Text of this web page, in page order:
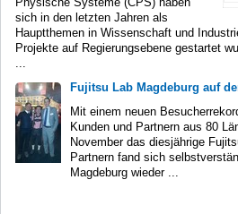
sich in den letzten Jahren als
Hauptthemen in Wissenschaft und
Projekte auf Regierungsebene gestartet
Fujitsu Lab Magdeburg auf
Mit einem neuen
Kunden und Partnern aus 80
November das diesjährige
Partnern fand sich
Magdeburg wieder ...